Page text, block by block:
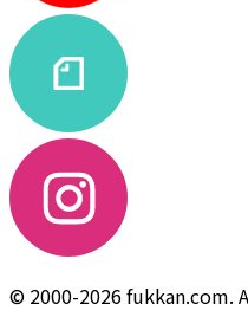
© 2000-2026 fukkan.com.